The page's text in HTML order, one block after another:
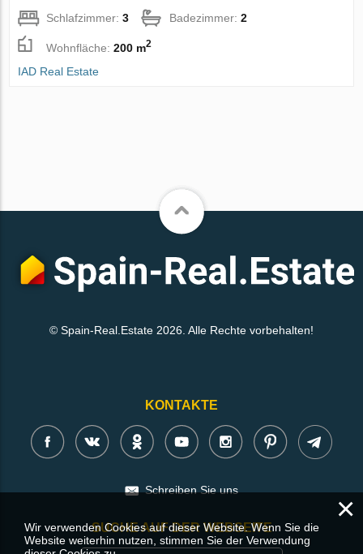
Schlafzimmer:3 Badezimmer:2
Wohnfläche:200 m2
IAD Real Estate
© Spain-Real.Estate 2026. Alle Rechte vorbehalten!
KONTAKTE
Schreiben Sie uns
SUCHE AUF DER WEBSEITE
×
Wir verwenden Cookies auf dieser Website. Wenn Sie die
Website weiterhin nutzen, stimmen Sie der Verwendung